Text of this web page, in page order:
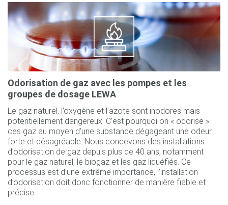
Odorisation de gaz avec les pompes et les
groupes de dosage LEWA
Le gaz naturel, l’oxygène et l’azote sont inodores mais
potentiellement dangereux. C’est pourquoi on « odorise »
ces gaz au moyen d’une substance dégageant une odeur
forte et désagréable. Nous concevons des installations
d’odorisation de gaz depuis plus de 40 ans, notamment
pour le gaz naturel, le biogaz et les gaz liquéfiés. Ce
processus est d’une extrême importance, l’installation
d’odorisation doit donc fonctionner de manière fiable et
précise.